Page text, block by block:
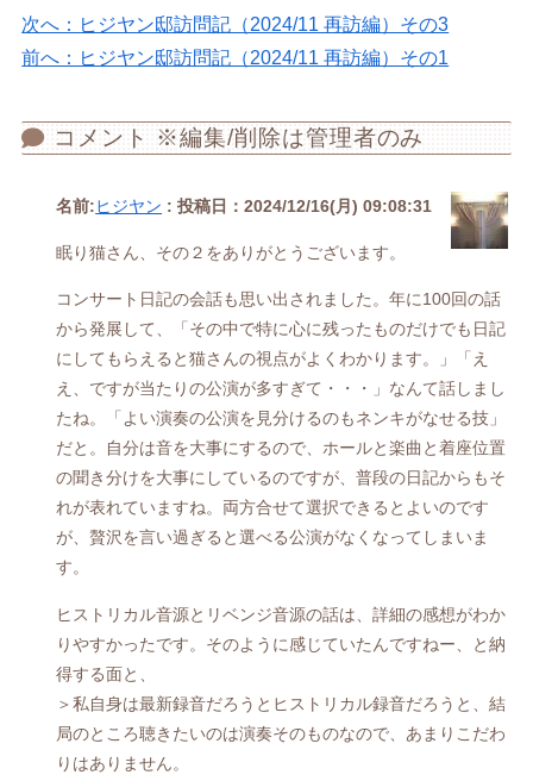
次へ：ヒジヤン邸訪問記（2024/11 再訪編）その3
前へ：ヒジヤン邸訪問記（2024/11 再訪編）その1
コメント ※編集/削除は管理者のみ
名前:ヒジヤン : 投稿日：2024/12/16(月) 09:08:31
眠り猫さん、その２をありがとうございます。
コンサート日記の会話も思い出されました。年に100回の話
から発展して、「その中で特に心に残ったものだけでも日記
にしてもらえると猫さんの視点がよくわかります。」「え
え、ですが当たりの公演が多すぎて・・・」なんて話しまし
たね。「よい演奏の公演を見分けるのもネンキがなせる技」
だと。自分は音を大事にするので、ホールと楽曲と着座位置
の聞き分けを大事にしているのですが、普段の日記からもそ
れが表れていますね。両方合せて選択できるとよいのです
が、贅沢を言い過ぎると選べる公演がなくなってしまいま
す。
ヒストリカル音源とリベンジ音源の話は、詳細の感想がわか
りやすかったです。そのように感じていたんですねー、と納
得する面と、
＞私自身は最新録音だろうとヒストリカル録音だろうと、結
局のところ聴きたいのは演奏そのものなので、あまりこだわ
りはありません。